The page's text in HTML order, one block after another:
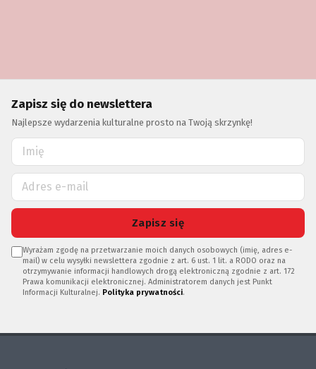
Zapisz się do newslettera
Najlepsze wydarzenia kulturalne prosto na Twoją skrzynkę!
Zapisz się
Wyrażam zgodę na przetwarzanie moich danych osobowych (imię, adres e-
mail) w celu wysyłki newslettera zgodnie z art. 6 ust. 1 lit. a RODO oraz na
otrzymywanie informacji handlowych drogą elektroniczną zgodnie z art. 172
Prawa komunikacji elektronicznej. Administratorem danych jest Punkt
Informacji Kulturalnej. Polityka prywatności.